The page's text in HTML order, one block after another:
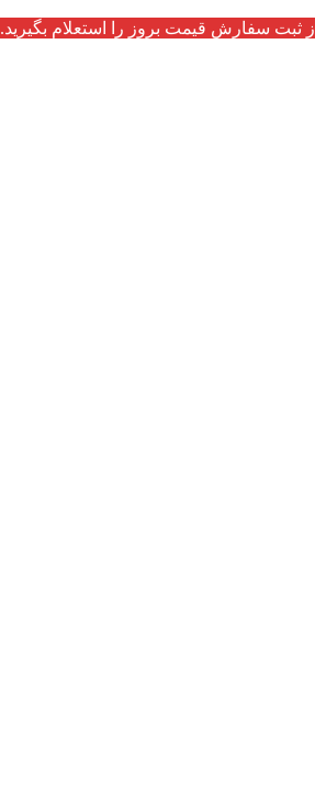
ثبت سفارش قیمت بروز را استعلام بگیرید.